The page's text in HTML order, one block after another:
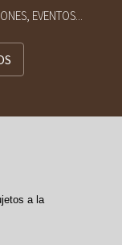
EVENTOS...
a la